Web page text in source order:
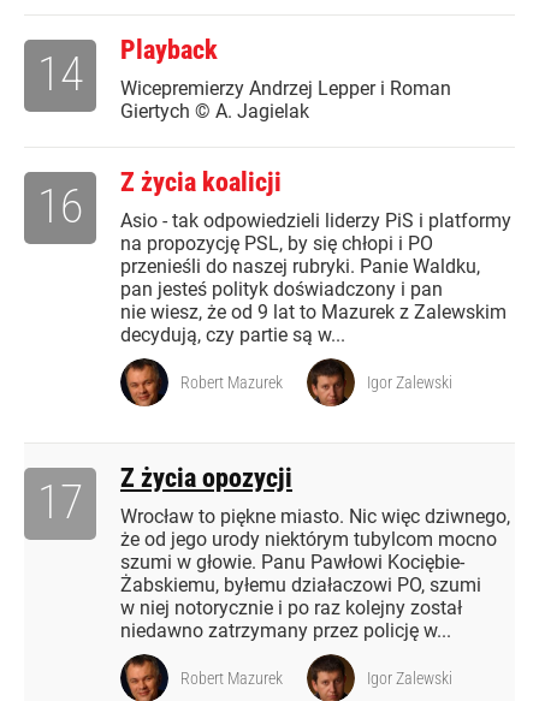
Playback
Wicepremierzy Andrzej Lepper i Roman
Giertych © A. Jagielak
14
Z życia koalicji
Asio - tak odpowiedzieli liderzy PiS i platformy
na propozycję PSL, by się chłopi i PO
przenieśli do naszej rubryki. Panie Waldku,
pan jesteś polityk doświadczony i pan
nie wiesz, że od 9 lat to Mazurek z Zalewskim
decydują, czy partie są w...
16
Robert Mazurek Igor Zalewski
Z życia opozycji
Wrocław to piękne miasto. Nic więc dziwnego,
że od jego urody niektórym tubylcom mocno
szumi w głowie. Panu Pawłowi Kociębie-
Żabskiemu, byłemu działaczowi PO, szumi
w niej notorycznie i po raz kolejny został
niedawno zatrzymany przez policję w...
17
Robert Mazurek Igor Zalewski